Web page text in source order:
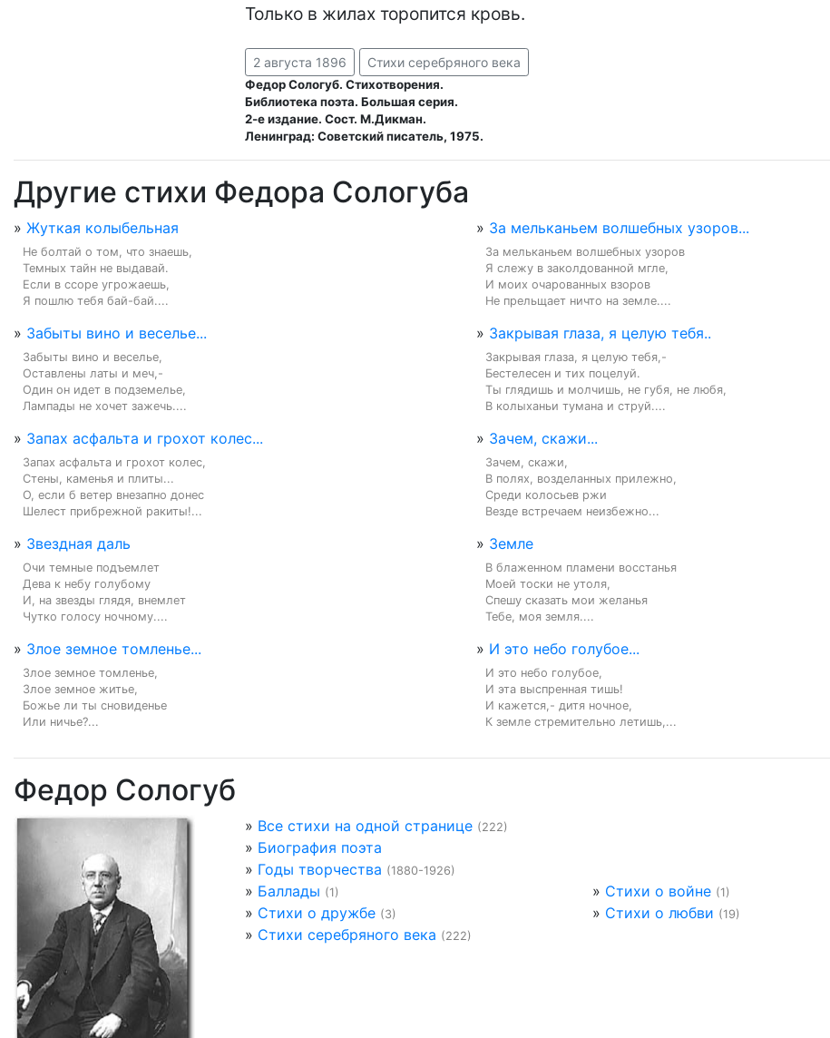
2 августа 1896 Стихи серебряного века
Федор Сологуб. Стихотворения.
Библиотека поэта. Большая серия.
2-е издание. Сост. М.Дикман.
Ленинград: Советский писатель, 1975.
Другие стихи Федора Сологуба
» Жуткая колыбельная
Не болтай о том, что знаешь,
Темных тайн не выдавай.
Если в ссоре угрожаешь,
Я пошлю тебя бай-бай....
» За мельканьем волшебных узоров...
За мельканьем волшебных узоров
Я слежу в заколдованной мгле,
И моих очарованных взоров
Не прельщает ничто на земле....
» Забыты вино и веселье...
Забыты вино и веселье,
Оставлены латы и меч,-
Один он идет в подземелье,
Лампады не хочет зажечь....
» Закрывая глаза, я целую тебя..
Закрывая глаза, я целую тебя,-
Бестелесен и тих поцелуй.
Ты глядишь и молчишь, не губя, не любя,
В колыханьи тумана и струй....
» Запах асфальта и грохот колес...
Запах асфальта и грохот колес,
Стены, каменья и плиты...
О, если б ветер внезапно донес
Шелест прибрежной ракиты!...
» Зачем, скажи...
Зачем, скажи,
В полях, возделанных прилежно,
Среди колосьев ржи
Везде встречаем неизбежно...
» Звездная даль
Очи темные подъемлет
Дева к небу голубому
И, на звезды глядя, внемлет
Чутко голосу ночному....
» Земле
В блаженном пламени восстанья
Моей тоски не утоля,
Спешу сказать мои желанья
Тебе, моя земля....
» Злое земное томленье...
Злое земное томленье,
Злое земное житье,
Божье ли ты сновиденье
Или ничье?...
» И это небо голубое...
И это небо голубое,
И эта выспренная тишь!
И кажется,- дитя ночное,
К земле стремительно летишь,...
Федор Сологуб
» Все стихи на одной странице (222)
» Биография поэта
» Годы творчества (1880-1926)
» Баллады (1) » Стихи о войне (1)
» Стихи о дружбе (3) » Стихи о любви (19)
» Стихи серебряного века (222)